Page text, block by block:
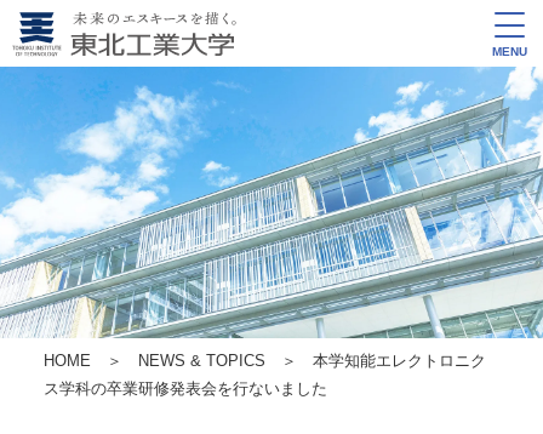
MENU
HOME ＞ NEWS & TOPICS ＞ 本学知能エレクトロニク
ス学科の卒業研修発表会を行ないました